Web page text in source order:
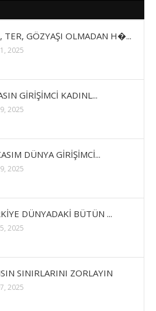
TER, GÖZYAŞI OLMADAN H�...
2025
GİRİŞİMCİ KADINL...
2025
DÜNYA GİRİŞİMCİ...
2025
DÜNYADAKİ BÜTÜN ...
2025
SINIRLARINI ZORLAYIN
2025